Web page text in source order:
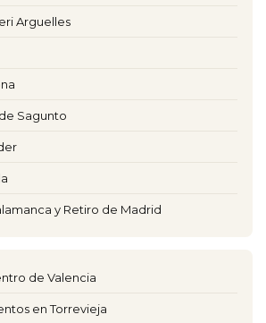
Arguelles
Sagunto
y Retiro de Madrid
de Valencia
en Torrevieja